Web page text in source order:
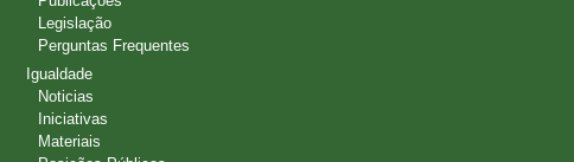
Legislação
Perguntas Frequentes
Igualdade
Noticias
Iniciativas
Materiais